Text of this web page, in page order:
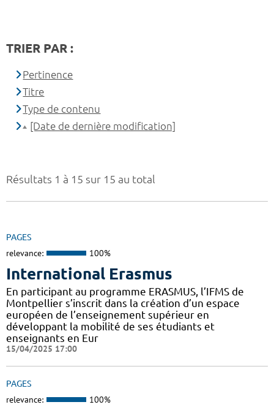
Résultats 1 à 15 sur 15 au total
PAGES
relevance: 100%
International Erasmus
En participant au programme ERASMUS, l’IFMS de
Montpellier s’inscrit dans la création d’un espace
européen de l’enseignement supérieur en
développant la mobilité de ses étudiants et
enseignants en Eur
15/04/2025 17:00
PAGES
relevance: 100%
TRIER PAR :
Pertinence
Titre
Type de contenu
[Date de dernière modification]